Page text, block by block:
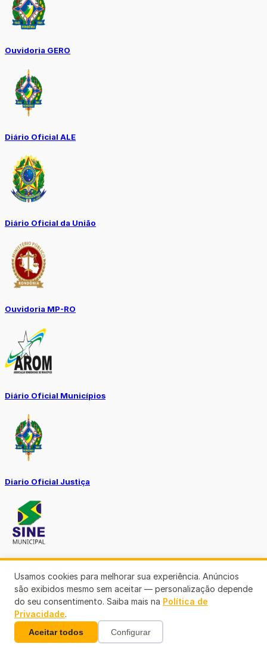
Ouvidoria GERO
Diário Oficial ALE
Diário Oficial da União
Ouvidoria MP-RO
Diário Oficial Municípios
Diario Oficial Justiça
Usamos cookies para melhorar sua experiência. Anúncios
são exibidos mesmo sem aceitar — personalização depende
do seu consentimento. Saiba mais na Política de
Privacidade.
Aceitar todos Configurar